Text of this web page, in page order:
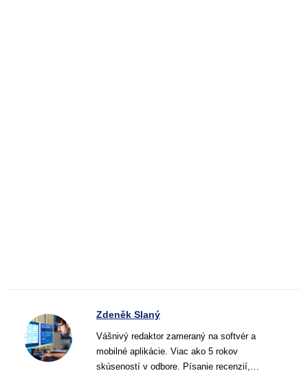
Zdeněk Slaný
Vášnivý redaktor zameraný na softvér a
mobilné aplikácie. Viac ako 5 rokov
skúseností v odbore. Písanie recenzií,